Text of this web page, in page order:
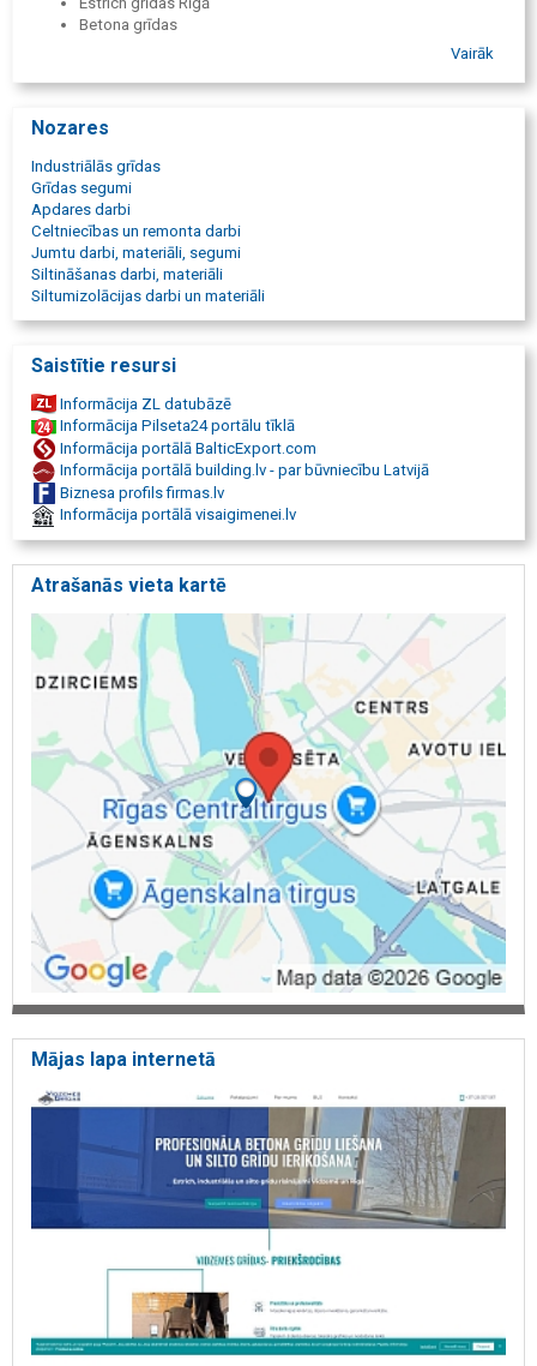
Betona grīdas
Betona grīdu liešana Rīgā
Industriālās betona grīdas
Betona grīdas no A līdz Z
Betona grīdu izbūve
Betona grīdu betonēšana
Betona klona liešana
Grīdu betonēšana
Betona grīdu pamatnes sagatavošana
Grīdu pamatnes sagatavošana
Veco betona grīdu demontāža
Grīdu siltināmā materiāla ieklāšana
Siltās grīdas
Silto grīdu ierīkošana
Silto grīdu izbūve
Ūdens apsildāmās grīdas
Grīdas ar apkuri
Industriālās grīdas ražotnēm
Betona grīdas noliktavām
Betona grīdas garāžām
Betona grīdas ar pretnodiluma pārklājumu
Lāzera nivelēšana grīdām
Profesionāla grīdu liešana
Sertificēti grīdu meistari
Grīdu liešanas pakalpojumi Vidzemē
Grīdu liešanas pakalpojumi Rīgā
Vairāk
Nozares
Industriālās grīdas
Grīdas segumi
Apdares darbi
Celtniecības un remonta darbi
Jumtu darbi, materiāli, segumi
Siltināšanas darbi, materiāli
Siltumizolācijas darbi un materiāli
Saistītie resursi
Informācija ZL datubāzē
Informācija Pilseta24 portālu tīklā
Informācija portālā BalticExport.com
Informācija portālā building.lv - par būvniecību Latvijā
Biznesa profils firmas.lv
Informācija portālā visaigimenei.lv
Atrašanās vieta kartē
Mājas lapa internetā